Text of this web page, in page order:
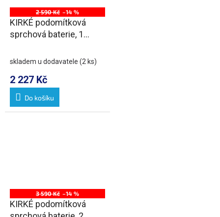
2 590 Kč –14 %
KIRKÉ podomítková
sprchová baterie, 1
skladem u dodavatele (2 ks)
2 227 Kč
Do košíku
3 590 Kč –14 %
KIRKÉ podomítková